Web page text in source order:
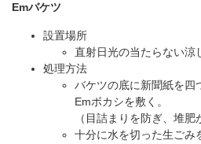
Emバケツ
設置場所
直射日光の当たらない涼
処理方法
バケツの底に新聞紙を四
Emボカシを敷く。
（目詰まりを防ぎ、堆肥
十分に水を切った生ごみ